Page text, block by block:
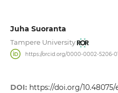
Juha Suoranta
Tampere University
https://orcid.org/0000-0002-5206-
DOI: https://doi.org/10.48075/